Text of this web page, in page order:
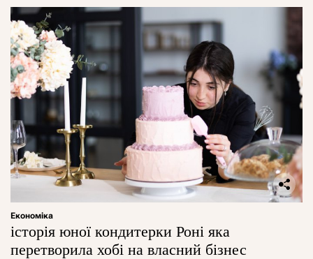
Економіка
історія юної кондитерки Роні яка
перетворила хобі на власний бізнес